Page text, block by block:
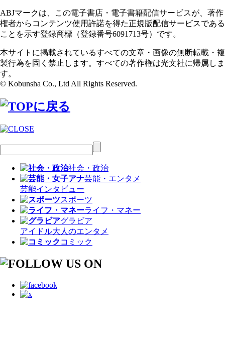
ABJマークは、この電子書店・電子書籍配信サービスが、著作
権者からコンテンツ使用許諾を得た正規版配信サービスである
ことを示す登録商標（登録番号6091713号）です。
本サイトに掲載されているすべての文章・画像の無断転載・複
製行為を固く禁止します。すべての著作権は光文社に帰属しま
す。
© Kobunsha Co., Ltd All Rights Reserved.
社会・政治
芸能・エンタメ
芸能インタビュー
スポーツ
ライフ・マネー
グラビア
アイドル大人のエンタメ
コミック